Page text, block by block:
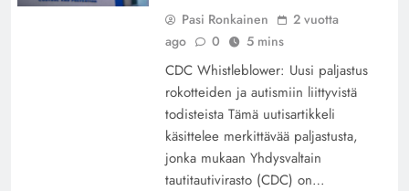
Pasi Ronkainen
2 vuotta
ago
0 5 mins
CDC Whistleblower: Uusi paljastus
rokotteiden ja autismiin liittyvistä
todisteista Tämä uutisartikkeli
käsittelee merkittävää paljastusta,
jonka mukaan Yhdysvaltain
tautitautivirasto (CDC) on…